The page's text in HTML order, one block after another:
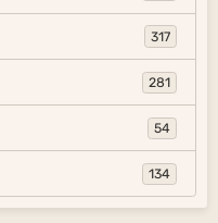
317
281
54
134